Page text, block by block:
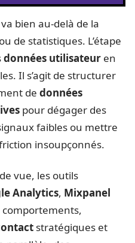
va bien au-delà de la
de statistiques. L’étape
données utilisateur en
Il s’agit de structurer
de données
pour dégager des
faibles ou mettre
insoupçonnés.
vue, les outils
Analytics, Mixpanel
stratégiques et